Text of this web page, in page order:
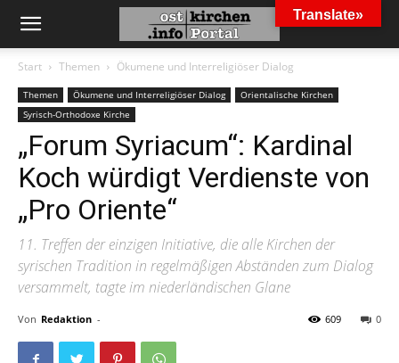
Start Themen Ökumene und Interreligiöser Dialog
Themen Ökumene und Interreligiöser Dialog
Orientalische Kirchen
Syrisch-Orthodoxe Kirche
„Forum Syriacum“: Kardinal
Koch würdigt Verdienste von
„Pro Oriente“
11. Treffen der einzigen Initiative, die alle Kirchen der
syrischen Tradition in regelmäßigen Abständen zum Dialog
versammelt, tagte im niederländischen Glane
Von Redaktion - 0
609
Translate»